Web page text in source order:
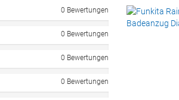
0 Bewertungen
0 Bewertungen
0 Bewertungen
0 Bewertungen